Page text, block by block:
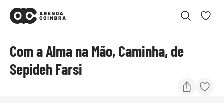
Com a Alma na Mão, Caminha, de
Sepideh Farsi